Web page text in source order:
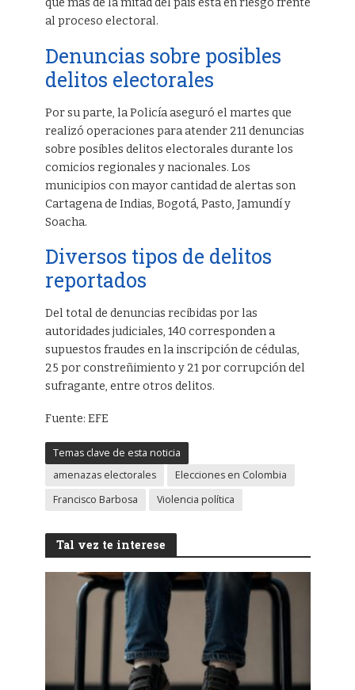
al proceso electoral.
Denuncias sobre posibles
delitos electorales
Por su parte, la Policía aseguró el martes que
realizó operaciones para atender 211 denuncias
sobre posibles delitos electorales durante los
comicios regionales y nacionales. Los
municipios con mayor cantidad de alertas son
Cartagena de Indias, Bogotá, Pasto, Jamundí y
Soacha.
Diversos tipos de delitos
reportados
Del total de denuncias recibidas por las
autoridades judiciales, 140 corresponden a
supuestos fraudes en la inscripción de cédulas,
25 por constreñimiento y 21 por corrupción del
sufragante, entre otros delitos.
Fuente: EFE
Temas clave de esta noticia
amenazas electorales
Elecciones en Colombia
Francisco Barbosa
Violencia política
Tal vez te interese